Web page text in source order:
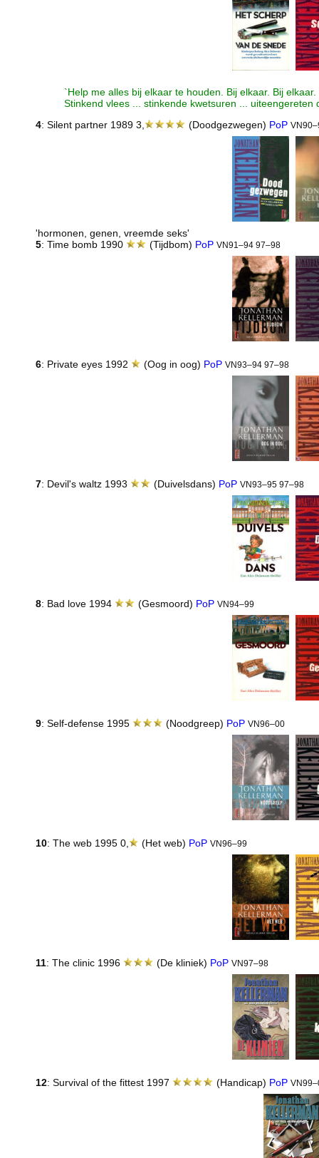
`Help me alles bij elkaar te houden. Bij elkaar. Bij
Stinkend vlees ... stinkende kwetsuren ... uiteengereten
4: Silent partner 1989 3, (Doodgezwegen) PoP
'hormonen, genen, vreemde seks'
5: Time bomb 1990 (Tijdbom) PoP VN91–94 97–98
6: Private eyes 1992 (Oog in oog) PoP VN93–94 97–98
7: Devil's waltz 1993 (Duivelsdans) PoP VN93–95 97–98
8: Bad love 1994 (Gesmoord) PoP VN94–99
9: Self-defense 1995 (Noodgreep) PoP VN96–00
10: The web 1995 0, (Het web) PoP VN96–99
11: The clinic 1996 (De kliniek) PoP VN97–98
12: Survival of the fittest 1997 (Handicap) PoP